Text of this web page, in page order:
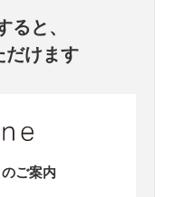
ると、
だけます
のご案内